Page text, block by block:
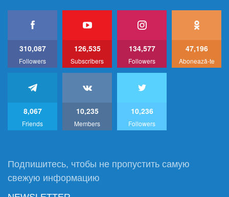
310,087
Followers
126,535
Subscribers
134,577
Followers
47,196
Abonează-te
8,067
Friends
10,235
Members
10,236
Followers
Подпишитесь, чтобы не пропустить самую
свежую информацию